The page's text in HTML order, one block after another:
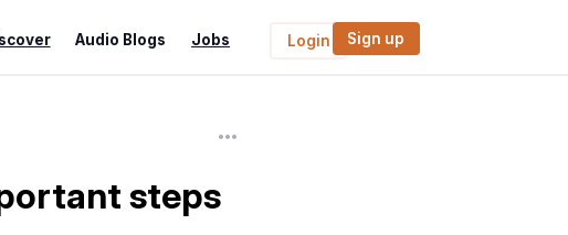
Audio Blogs Jobs Login Sign up
steps